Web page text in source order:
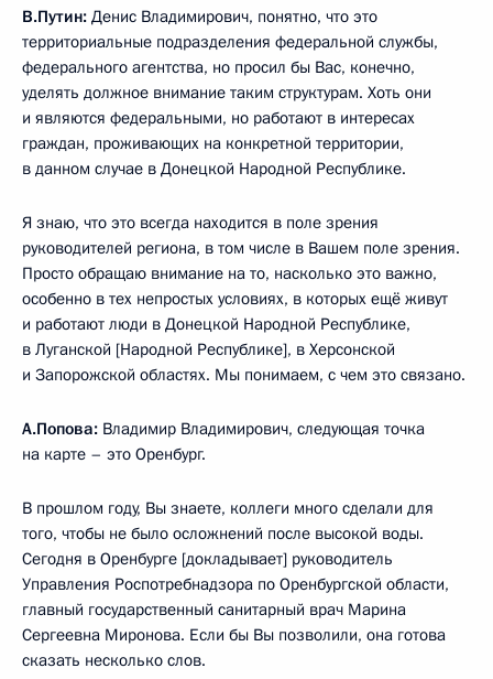
В.Путин: Денис Владимирович, понятно, что это
территориальные подразделения федеральной службы,
федерального агентства, но просил бы Вас, конечно,
уделять должное внимание таким структурам. Хоть они
и являются федеральными, но работают в интересах
граждан, проживающих на конкретной территории,
в данном случае в Донецкой Народной Республике.
Я знаю, что это всегда находится в поле зрения
руководителей региона, в том числе в Вашем поле зрения.
Просто обращаю внимание на то, насколько это важно,
особенно в тех непростых условиях, в которых ещё живут
и работают люди в Донецкой Народной Республике,
в Луганской [Народной Республике], в Херсонской
и Запорожской областях. Мы понимаем, с чем это связано.
А.Попова: Владимир Владимирович, следующая точка
на карте – это Оренбург.
В прошлом году, Вы знаете, коллеги много сделали для
того, чтобы не было осложнений после высокой воды.
Сегодня в Оренбурге [докладывает] руководитель
Управления Роспотребнадзора по Оренбургской области,
главный государственный санитарный врач Марина
Сергеевна Миронова. Если бы Вы позволили, она готова
сказать несколько слов.